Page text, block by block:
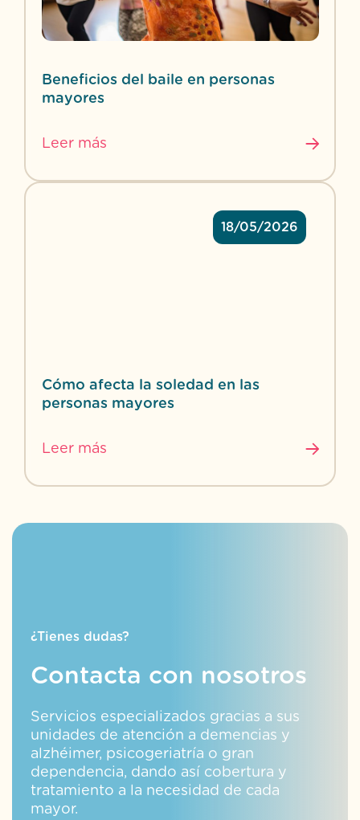
Beneficios del baile en personas
mayores
Leer más
18/05/2026
Cómo afecta la soledad en las
personas mayores
Leer más
¿Tienes dudas?
Contacta con nosotros
Servicios especializados gracias a sus
unidades de atención a demencias y
alzhéimer, psicogeriatría o gran
dependencia, dando así cobertura y
tratamiento a la necesidad de cada
mayor.